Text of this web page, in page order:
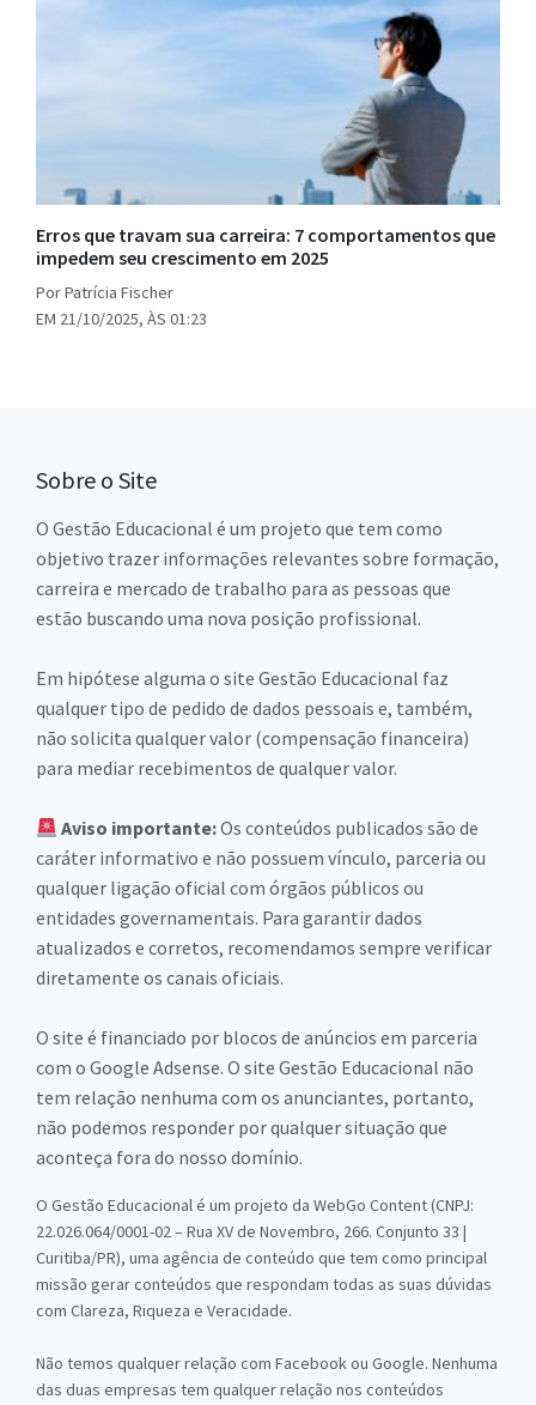
Erros que travam sua carreira: 7 comportamentos que
impedem seu crescimento em 2025
Por Patrícia Fischer
EM 21/10/2025, ÀS 01:23
Sobre o Site
O Gestão Educacional é um projeto que tem como
objetivo trazer informações relevantes sobre formação,
carreira e mercado de trabalho para as pessoas que
estão buscando uma nova posição profissional.
Em hipótese alguma o site Gestão Educacional faz
qualquer tipo de pedido de dados pessoais e, também,
não solicita qualquer valor (compensação financeira)
para mediar recebimentos de qualquer valor.
Aviso importante:Os conteúdos publicados são de
caráter informativo e não possuem vínculo, parceria ou
qualquer ligação oficial com órgãos públicos ou
entidades governamentais. Para garantir dados
atualizados e corretos, recomendamos sempre verificar
diretamente os canais oficiais.
O site é financiado por blocos de anúncios em parceria
com o Google Adsense. O site Gestão Educacional não
tem relação nenhuma com os anunciantes, portanto,
não podemos responder por qualquer situação que
aconteça fora do nosso domínio.
O Gestão Educacional é um projeto da WebGo Content (CNPJ:
22.026.064/0001-02 – Rua XV de Novembro, 266. Conjunto 33 |
Curitiba/PR), uma agência de conteúdo que tem como principal
missão gerar conteúdos que respondam todas as suas dúvidas
com Clareza, Riqueza e Veracidade.
Não temos qualquer relação com Facebook ou Google. Nenhuma
das duas empresas tem qualquer relação nos conteúdos